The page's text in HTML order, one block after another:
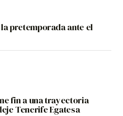
pretemporada ante el
fin a una trayectoria
Tenerife Egatesa